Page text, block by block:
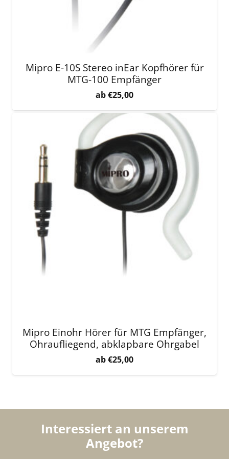
Mipro E-10S Stereo inEar Kopfhörer für
MTG-100 Empfänger
€25,00
Mipro Einohr Hörer für MTG Empfänger,
Ohraufliegend, abklapbare Ohrgabel
€25,00
Interessiert an unserem
Angebot?